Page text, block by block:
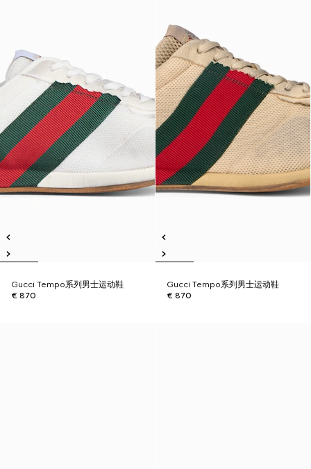
Gucci Tempo系列男士运动鞋
€ 870
Gucci Tempo系列男士运动鞋
€ 870